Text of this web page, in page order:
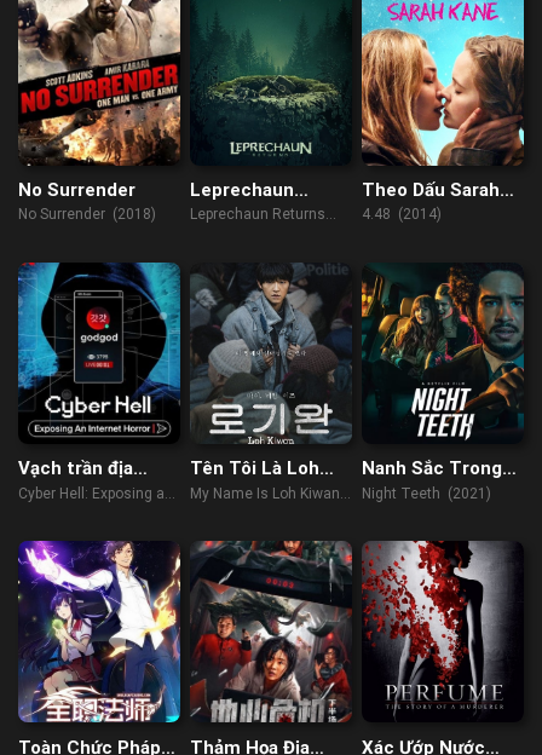
No Surrender
No Surrender (2018)
Leprechaun
Returns
Leprechaun Returns
Theo Dấu Sarah
Kane
4.48 (2014)
Vạch trần địa
ngục số: Phòng
Cyber Hell: Exposing an
Tên Tôi Là Loh
Kiwan
My Name Is Loh Kiwan
Nanh Sắc Trong
Đêm
Night Teeth (2021)
Toàn Chức Pháp
Thảm Họa Địa
Xác Ướp Nước